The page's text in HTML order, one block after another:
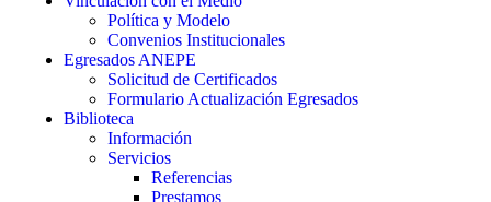
Política y Modelo
Convenios Institucionales
Egresados ANEPE
Solicitud de Certificados
Formulario Actualización Egresados
Biblioteca
Información
Servicios
Referencias
Prestamos